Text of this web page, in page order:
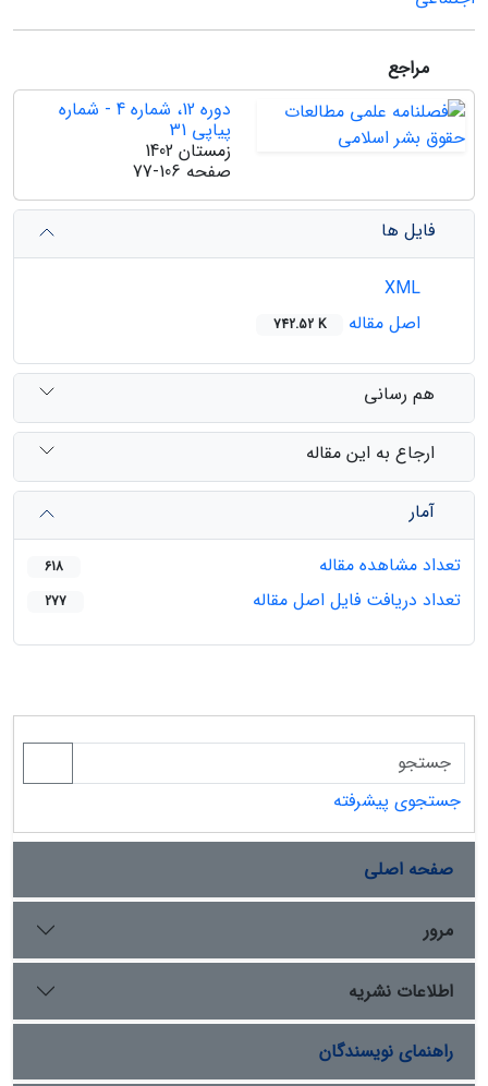
مراجع
دوره 12، شماره 4 - شماره
پیاپی 31
زمستان 1402
صفحه 77-106
فایل ها
اصل مقاله
742.52 K
هم رسانی
ارجاع به این مقاله
آمار
تعداد مشاهده مقاله
618
تعداد دریافت فایل اصل مقاله 277
جستجوی پیشرفته
صفحه اصلی
مرور
اطلاعات نشریه
راهنمای نویسندگان